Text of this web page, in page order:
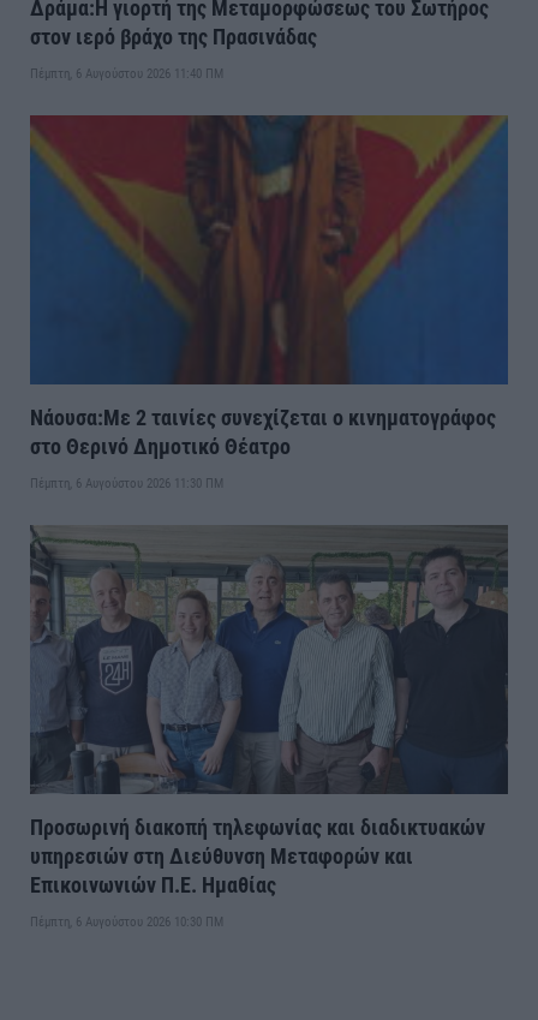
Δράμα:Η γιορτή της Μεταμορφώσεως του Σωτήρος
στον ιερό βράχο της Πρασινάδας
Πέμπτη, 6 Αυγούστου 2026 11:40 ΠΜ
Νάουσα:Με 2 ταινίες συνεχίζεται ο κινηματογράφος
στο Θερινό Δημοτικό Θέατρο
Πέμπτη, 6 Αυγούστου 2026 11:30 ΠΜ
Προσωρινή διακοπή τηλεφωνίας και διαδικτυακών
υπηρεσιών στη Διεύθυνση Μεταφορών και
Επικοινωνιών Π.Ε. Ημαθίας
Πέμπτη, 6 Αυγούστου 2026 10:30 ΠΜ